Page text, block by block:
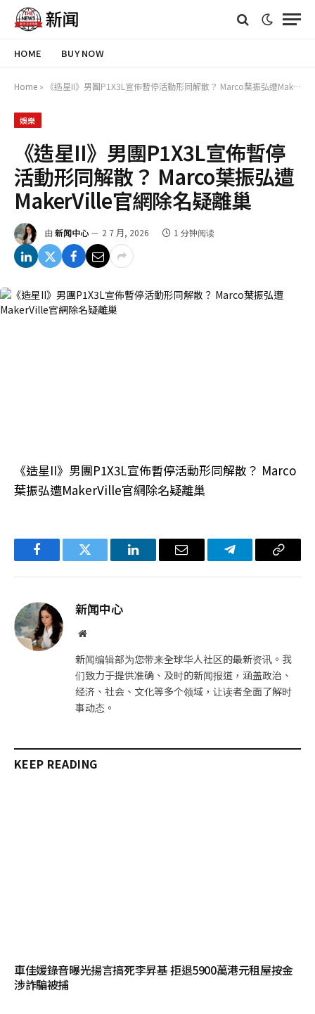
HOME BUY NOW
Home » 《造星II》男團P1X3L宣佈暫停活動形同解散？ Marco葉振弘遭MakerVille官網除名疑離巢
娛樂
《造星II》男團P1X3L宣佈暫停
活動形同解散？ Marco葉振弘遭
MakerVille官網除名疑離巢
由 新闻中心 2 7 月, 2026 1 分钟阅读
《造星II》男團P1X3L宣佈暫停活動形同解散？ Marco
葉振弘遭MakerVille官網除名疑離巢
FacebookTwitter LinkedIn电
Telegram复
新闻中心
网
新闻编辑部为您带来全球华人社区的最新资讯。我
们致力于提供准确、及时的新闻报道，涵盖政治、
经济、社会、文化等多个领域，让读者全面了解时
事动态。
KEEP READING
車佳媛錄音曝光揚言搞死李昇基 拒退5900萬港元租屋按金
涉詐騙被捕